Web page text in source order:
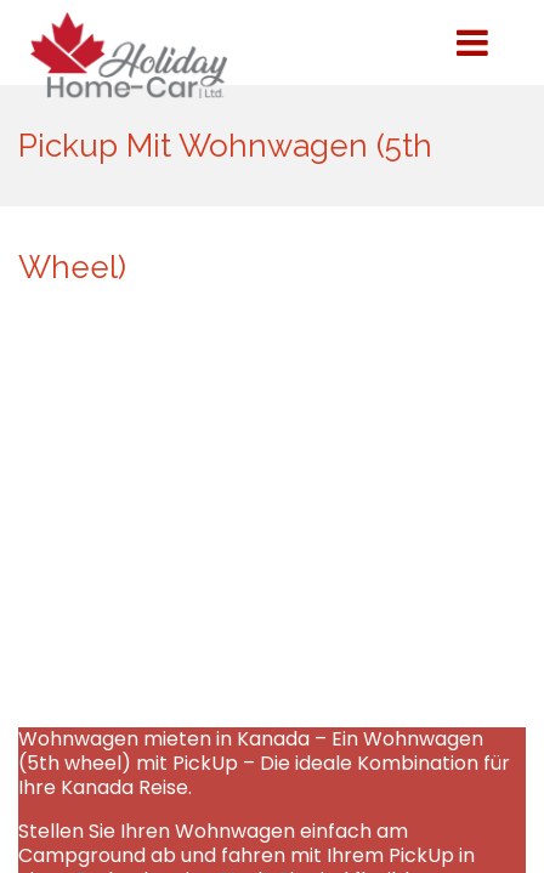
Pickup Mit Wohnwagen (5th
Wheel)
Wohnwagen mieten in Kanada – Ein Wohnwagen
(5th wheel) mit PickUp – Die ideale Kombination für
Ihre Kanada Reise.
Stellen Sie Ihren Wohnwagen einfach am
Campground ab und fahren mit Ihrem PickUp in